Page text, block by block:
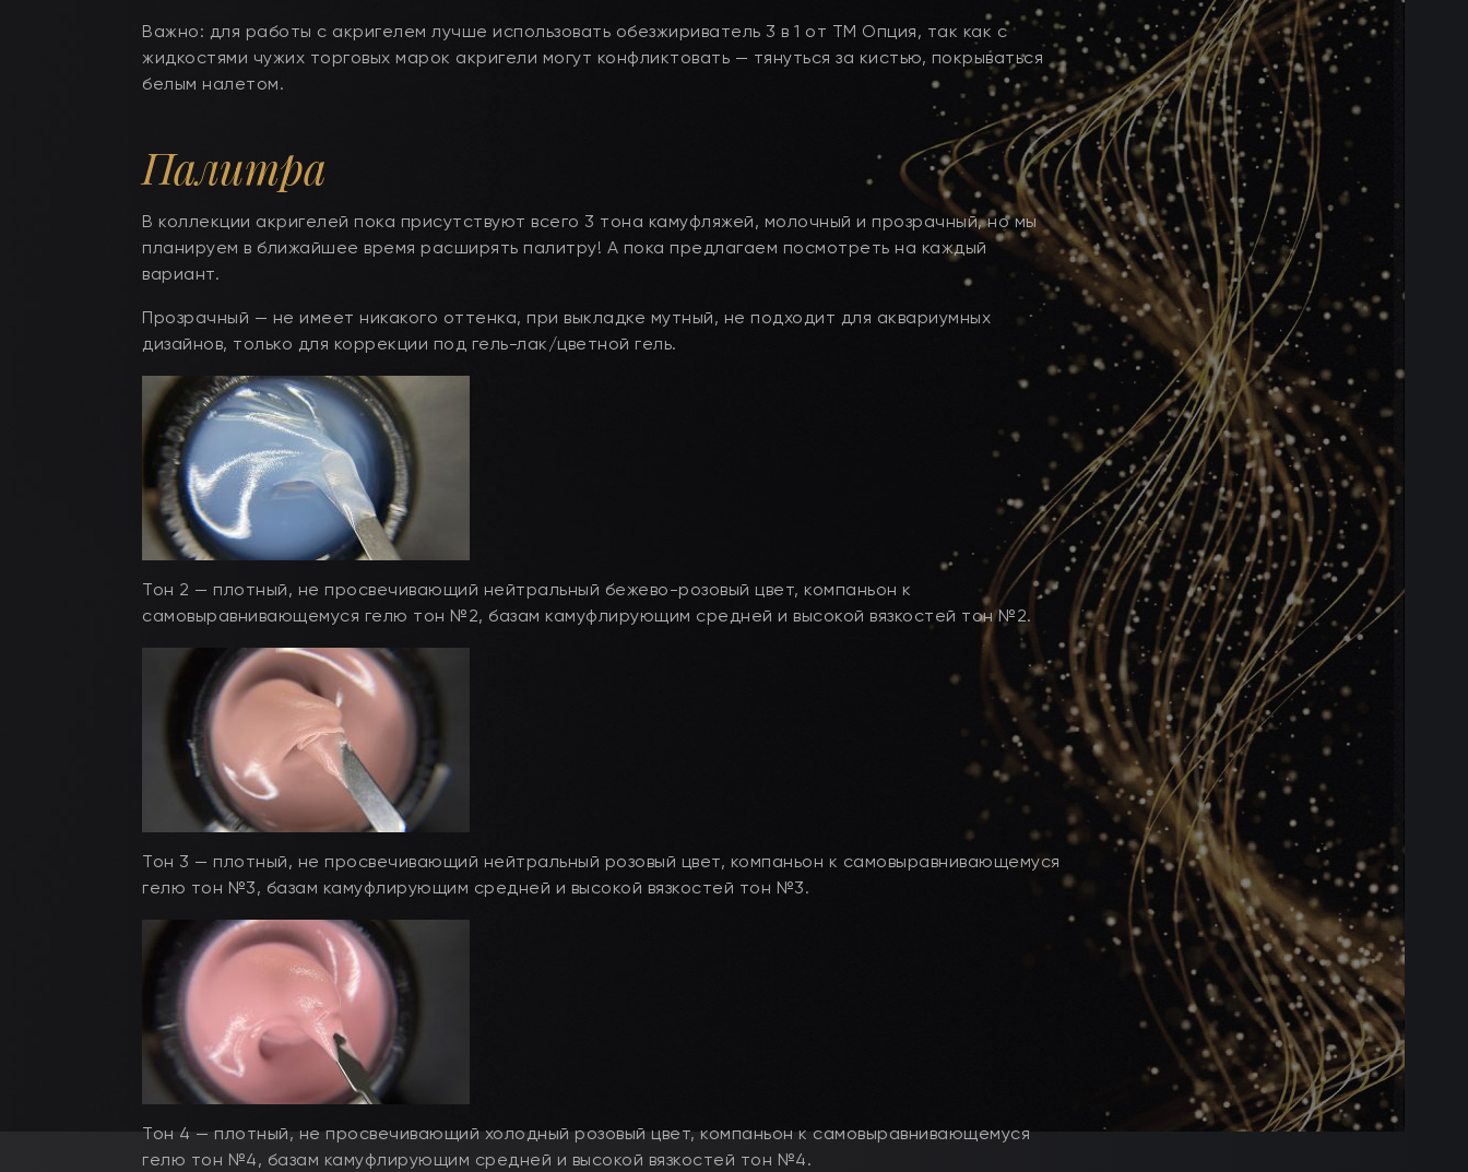
Важно: для работы с акригелем лучше использовать обезжириватель 3 в 1 от ТМ Опция, так как с
жидкостями чужих торговых марок акригели могут конфликтовать — тянуться за кистью, покрываться
белым налетом.
Палитра
В коллекции акригелей пока присутствуют всего 3 тона камуфляжей, молочный и прозрачный, но мы
планируем в ближайшее время расширять палитру! А пока предлагаем посмотреть на каждый
вариант.
Прозрачный — не имеет никакого оттенка, при выкладке мутный, не подходит для аквариумных
дизайнов, только для коррекции под гель-лак/цветной гель.
Тон 2 — плотный, не просвечивающий нейтральный бежево-розовый цвет, компаньон к
самовыравнивающемуся гелю тон №2, базам камуфлирующим средней и высокой вязкостей тон №2.
Тон 3 — плотный, не просвечивающий нейтральный розовый цвет, компаньон к самовыравнивающемуся
гелю тон №3, базам камуфлирующим средней и высокой вязкостей тон №3.
Тон 4 — плотный, не просвечивающий холодный розовый цвет, компаньон к самовыравнивающемуся
гелю тон №4, базам камуфлирующим средней и высокой вязкостей тон №4.